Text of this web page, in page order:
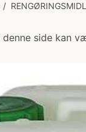
/
side kan